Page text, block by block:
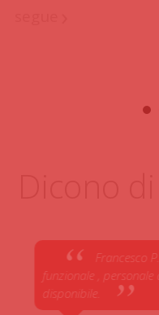
Francesco
funzionale ,
disponibile.